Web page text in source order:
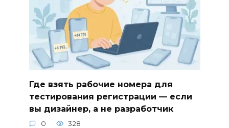
Где взять рабочие номера для
тестирования регистрации — если
вы дизайнер, а не разработчик
0 328